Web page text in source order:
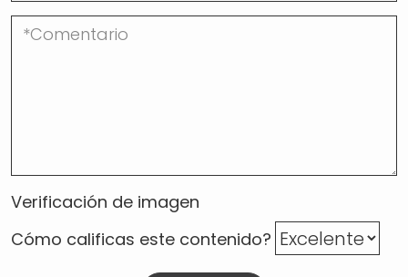
Verificación de imagen
Cómo calificas este contenido?